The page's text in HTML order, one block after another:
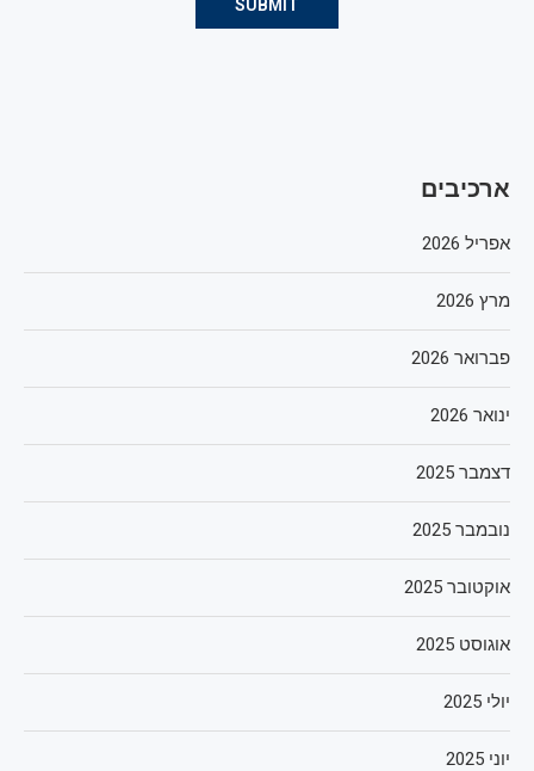
ארכיבים
אפריל 2026
מרץ 2026
פברואר 2026
ינואר 2026
דצמבר 2025
נובמבר 2025
אוקטובר 2025
אוגוסט 2025
יולי 2025
יוני 2025